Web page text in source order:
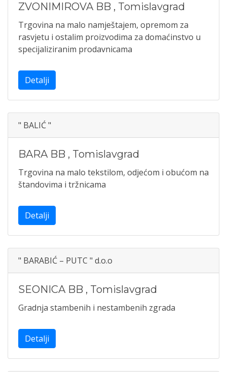
ZVONIMIROVA BB , Tomislavgrad
Trgovina na malo namještajem, opremom za
rasvjetu i ostalim proizvodima za domaćinstvo u
specijaliziranim prodavnicama
Detalji
" BALIĆ "
BARA BB , Tomislavgrad
Trgovina na malo tekstilom, odjećom i obućom na
štandovima i tržnicama
Detalji
" BARABIĆ – PUTC " d.o.o
SEONICA BB , Tomislavgrad
Gradnja stambenih i nestambenih zgrada
Detalji